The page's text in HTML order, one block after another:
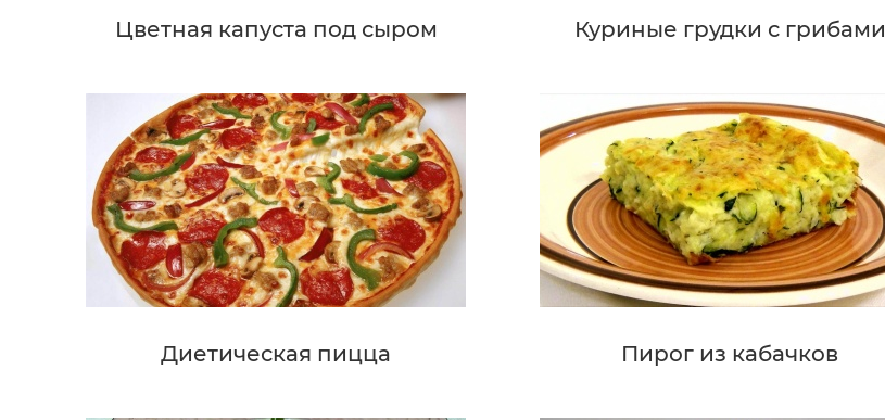
Цветная капуста под сыром Куриные грудки с грибами
Диетическая пицца Пирог из кабачков